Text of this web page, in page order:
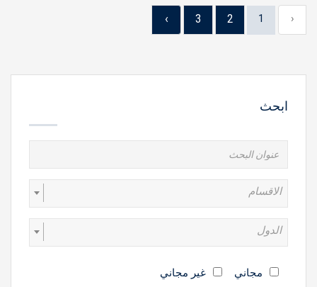
‹
1
2
3
›
ابحث
الاقسام
الدول
مجاني غير مجاني